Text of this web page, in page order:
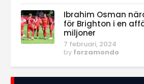
Ibrahim Osman
för Brighton i en
miljoner
7 februari, 2024
by forzamondo